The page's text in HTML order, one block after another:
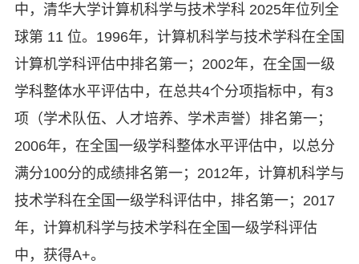
中，清华大学计算机科学与技术学科 2025年位列全
球第 11 位。1996年，计算机科学与技术学科在全国
计算机学科评估中排名第一；2002年，在全国一级
学科整体水平评估中，在总共4个分项指标中，有3
项（学术队伍、人才培养、学术声誉）排名第一；
2006年，在全国一级学科整体水平评估中，以总分
满分100分的成绩排名第一；2012年，计算机科学与
技术学科在全国一级学科评估中，排名第一；2017
年，计算机科学与技术学科在全国一级学科评估
中，获得A+。